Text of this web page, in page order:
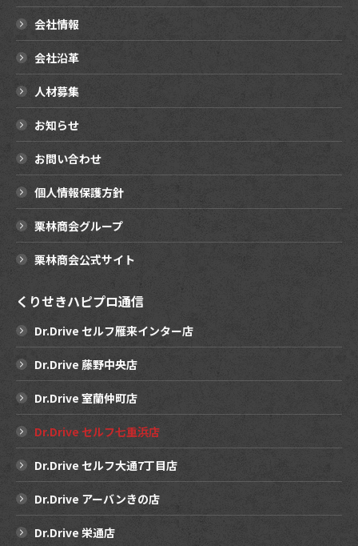
会社情報
会社沿革
人材募集
お知らせ
お問い合わせ
個人情報保護方針
栗林商会グループ
栗林商会公式サイト
くりせきハピプロ通信
Dr.Drive セルフ雁来インター店
Dr.Drive 藤野中央店
Dr.Drive 室蘭仲町店
Dr.Drive セルフ七重浜店
Dr.Drive セルフ大通7丁目店
Dr.Drive アーバンきの店
Dr.Drive 栄通店